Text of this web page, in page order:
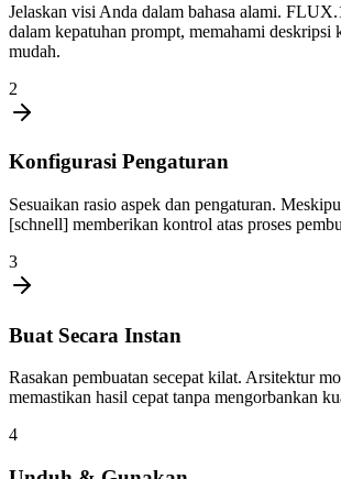
Jelaskan visi Anda dalam bahasa alami.
dalam kepatuhan prompt, memahami deskripsi
mudah.
2
Konfigurasi Pengaturan
Sesuaikan rasio aspek dan pengaturan.
[schnell] memberikan kontrol atas proses
3
Buat Secara Instan
Rasakan pembuatan secepat kilat. Arsitektur
memastikan hasil cepat tanpa mengorbankan
4